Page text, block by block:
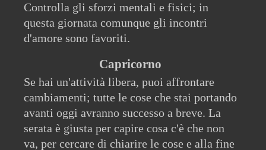
Controlla gli sforzi mentali e fisici; in
questa giornata comunque gli incontri
d'amore sono favoriti.
Capricorno
Se hai un'attività libera, puoi affrontare
cambiamenti; tutte le cose che stai portando
avanti oggi avranno successo a breve. La
serata è giusta per capire cosa c'è che non
va, per cercare di chiarire le cose e alla fine